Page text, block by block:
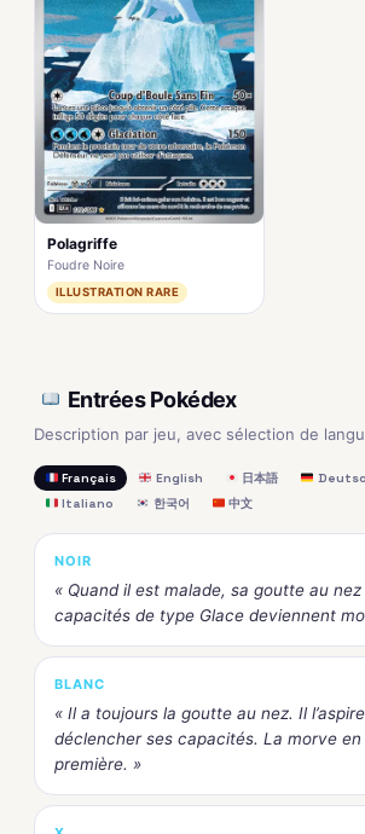
Polagriffe
Foudre Noire
ILLUSTRATION RARE
Entrées Pokédex
Description par jeu, avec sélection de
Français English 日本語
Italiano
한국어 中文
NOIR
« Quand il est malade, sa goutte au
capacités de type Glace deviennent
BLANC
« Il a toujours la goutte au nez. Il
déclencher ses capacités. La morve
première. »